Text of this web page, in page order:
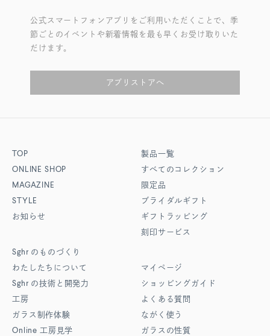
公式スマートフォンアプリをご利用いただくことで、季
節ごとのイベントや新着情報を最も早くお受け取りいた
だけます。
アプリストアへ
TOP
ONLINE SHOP
MAGAZINE
STYLE
お知らせ
Sghr のものづくり
わたしたちについて
Sghr の技術と開発力
工房
ガラス制作体験
Online 工房見学
製品一覧
すべてのコレクション
限定品
ブライダルギフト
ギフトラッピング
刻印サービス
マイページ
ショッピングガイド
よくある質問
ながく使う
ガラスの性質